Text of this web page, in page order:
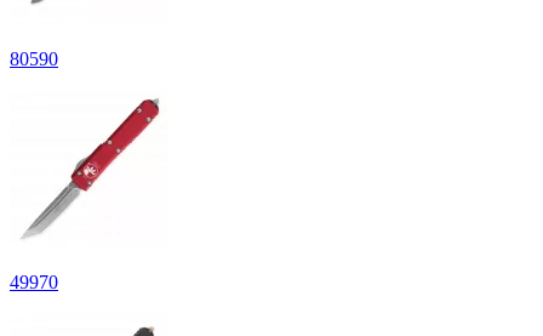
80590
49970